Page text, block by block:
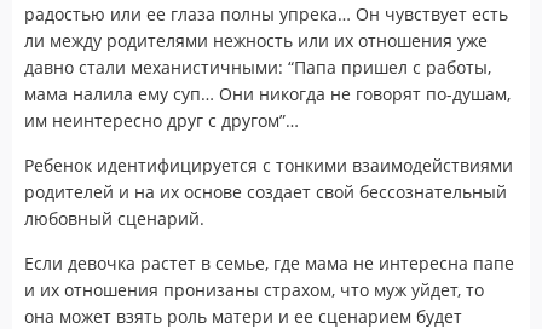
радостью или ее глаза полны упрека… Он чувствует есть
ли между родителями нежность или их отношения уже
давно стали механистичными: “Папа пришел с работы,
мама налила ему суп… Они никогда не говорят по-душам,
им неинтересно друг с другом”…
Ребенок идентифицируется с тонкими взаимодействиями
родителей и на их основе создает свой бессознательный
любовный сценарий.
Если девочка растет в семье, где мама не интересна папе
и их отношения пронизаны страхом, что муж уйдет, то
она может взять роль матери и ее сценарием будет